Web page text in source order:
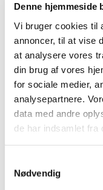
Denne hjemmeside
Vi bruger cookies til
annoncer, til at vise
at analysere vores
din brug af vores
for sociale medier,
analysepartnere.
data med andre
de har indsamlet fra
Nødvendig
august (1)
juni (1)
maj (1)
april (1)
januar (4)
2021 (32)
2020 (13)
2019 (41)
2018 (46)
2016 (48)